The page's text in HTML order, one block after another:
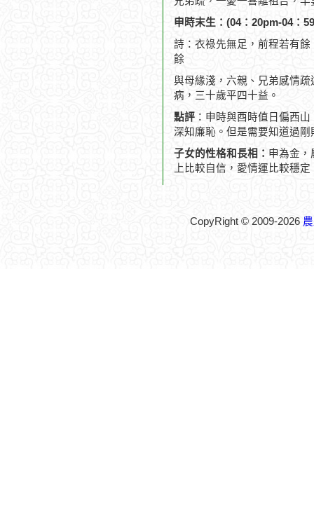
申時末生：(04：20pm-04：
詩：衣祿先無足，前程若有
餘
與母緣淺，六親、兄弟感情
病，三十歲平四十益。
點評 ：申時與酉時值日偏西
深知廉恥。但是需要知道過剛
子女的性格和長相： 申為金，
上比較自信，愛情運比較穩定
CopyRight © 2009-2026